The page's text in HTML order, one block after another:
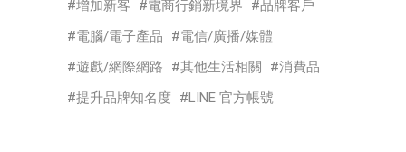
增加新客 電商行銷新境界
品牌客戶
電腦/電子產品
電信/廣播/媒體
遊戲/網際網路
其他生活相關
消費品
提升品牌知名度
LINE 官方帳號